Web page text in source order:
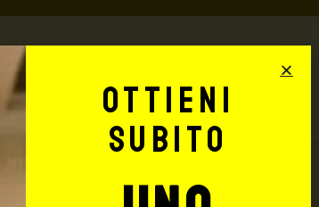
Tattoo Supply
IL TUO
Ottieni
subito